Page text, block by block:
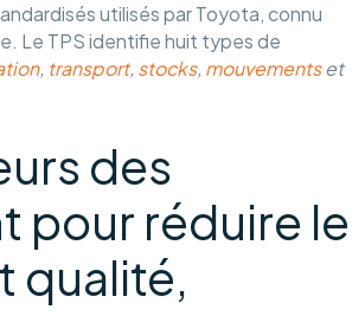
utilisés par Toyota, connu
Le TPS identifie huit types de
, transport, stocks, mouvementset
des
pour réduire le
qualité,